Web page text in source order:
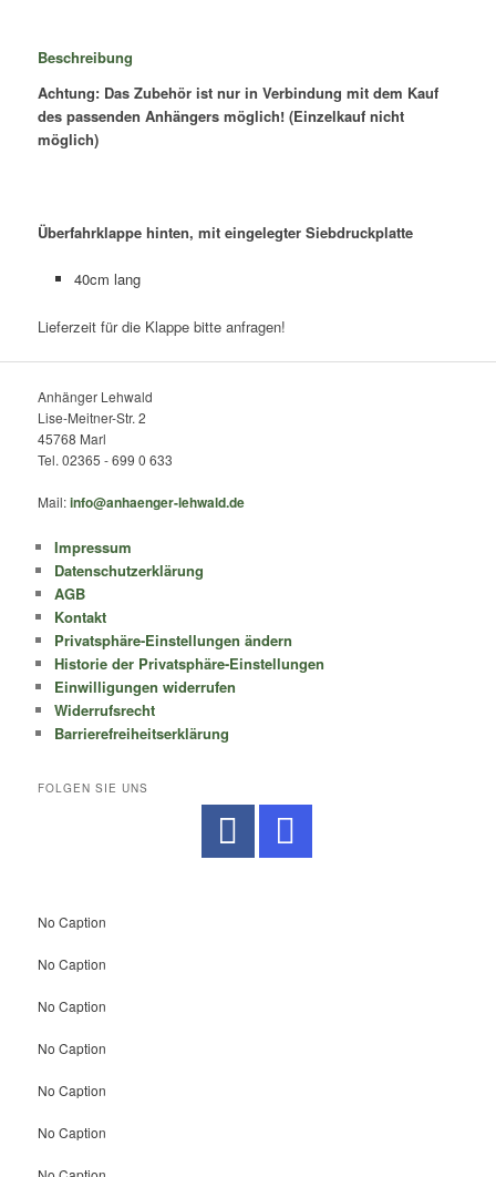
Beschreibung
Achtung: Das Zubehör ist nur in Verbindung mit dem Kauf
des passenden Anhängers möglich! (Einzelkauf nicht
möglich)
Überfahrklappe hinten, mit eingelegter Siebdruckplatte
40cm lang
Lieferzeit für die Klappe bitte anfragen!
Anhänger Lehwald
Lise-Meitner-Str. 2
45768 Marl
Tel. 02365 - 699 0 633
Mail:info@anhaenger-lehwald.de
Impressum
Datenschutzerklärung
AGB
Kontakt
Privatsphäre-Einstellungen ändern
Historie der Privatsphäre-Einstellungen
Einwilligungen widerrufen
Widerrufsrecht
Barrierefreiheitserklärung
FOLGEN SIE UNS
No Caption
No Caption
No Caption
No Caption
No Caption
No Caption